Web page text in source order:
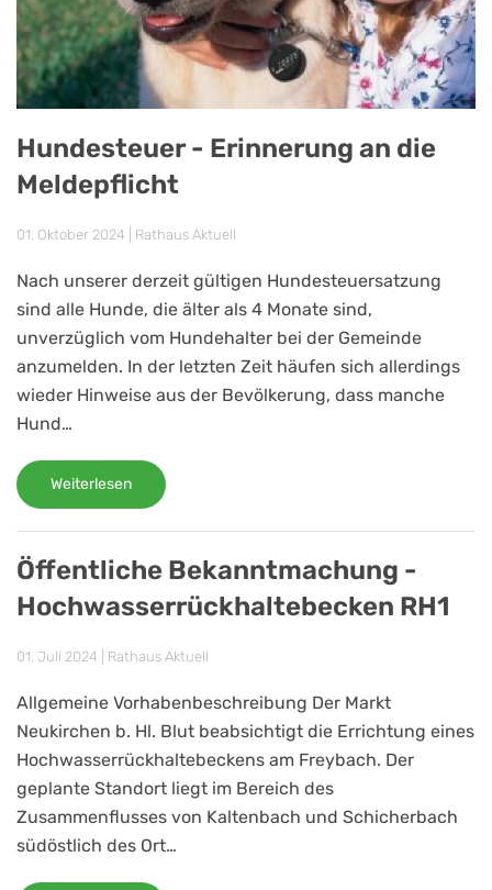
Hundesteuer - Erinnerung an die
Meldepflicht
01. Oktober 2024 Rathaus Aktuell
Nach unserer derzeit gültigen Hundesteuersatzung
sind alle Hunde, die älter als 4 Monate sind,
unverzüglich vom Hundehalter bei der Gemeinde
anzumelden. In der letzten Zeit häufen sich allerdings
wieder Hinweise aus der Bevölkerung, dass manche
Hund…
Weiterlesen
Öffentliche Bekanntmachung -
Hochwasserrückhaltebecken RH1
01. Juli 2024 Rathaus Aktuell
Allgemeine Vorhabenbeschreibung Der Markt
Neukirchen b. Hl. Blut beabsichtigt die Errichtung eines
Hochwasserrückhaltebeckens am Freybach. Der
geplante Standort liegt im Bereich des
Zusammenflusses von Kaltenbach und Schicherbach
südöstlich des Ort…